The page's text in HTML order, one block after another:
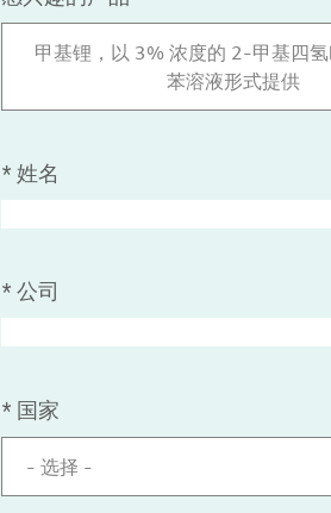
甲基锂，以 3% 浓度的 2-甲基四
苯溶液形式提供
*姓名
*公司
* 国家
- 选择 -